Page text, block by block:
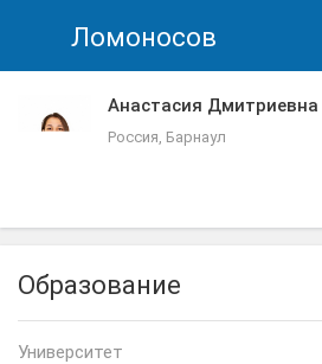
Ломоносов
Анастасия Дмитриевна
Россия, Барнаул
Образование
Университет